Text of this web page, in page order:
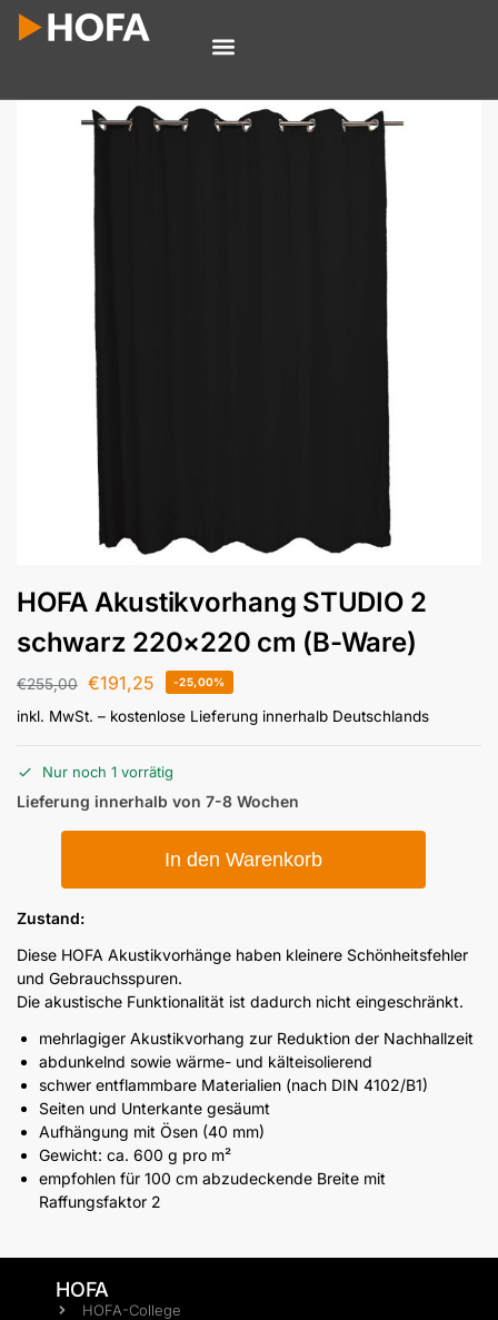
HOFA Akustikvorhang STUDIO 2
schwarz 220×220 cm (B-Ware)
€255,00 €191,25 -25,00%
inkl. MwSt. – kostenlose Lieferung innerhalb Deutschlands
Nur noch 1 vorrätig
Lieferung innerhalb von 7-8 Wochen
In den Warenkorb
Zustand:
Diese HOFA Akustikvorhänge haben kleinere Schönheitsfehler
und Gebrauchsspuren.
Die akustische Funktionalität ist dadurch nicht eingeschränkt.
mehrlagiger Akustikvorhang zur Reduktion der Nachhallzeit
abdunkelnd sowie wärme- und kälteisolierend
schwer entflammbare Materialien (nach DIN 4102/B1)
Seiten und Unterkante gesäumt
Aufhängung mit Ösen (40 mm)
Gewicht: ca. 600 g pro m²
empfohlen für 100 cm abzudeckende Breite mit
Raffungsfaktor 2
HOFA
HOFA-College